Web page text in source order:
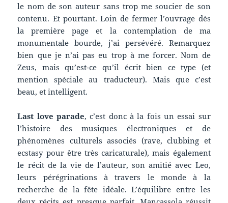
le nom de son auteur sans trop me soucier de son
contenu. Et pourtant. Loin de fermer l’ouvrage dès
la première page et la contemplation de ma
monumentale bourde, j’ai persévéré. Remarquez
bien que je n’ai pas eu trop à me forcer. Nom de
Zeus, mais qu’est-ce qu’il écrit bien ce type (et
mention spéciale au traducteur). Mais que c’est
beau, et intelligent.
Last love parade, c’est donc à la fois un essai sur
l’histoire des musiques électroniques et de
phénomènes culturels associés (rave, clubbing et
ecstasy pour être très caricaturale), mais également
le récit de la vie de l’auteur, son amitié avec Leo,
leurs pérégrinations à travers le monde à la
recherche de la fête idéale. L’équilibre entre les